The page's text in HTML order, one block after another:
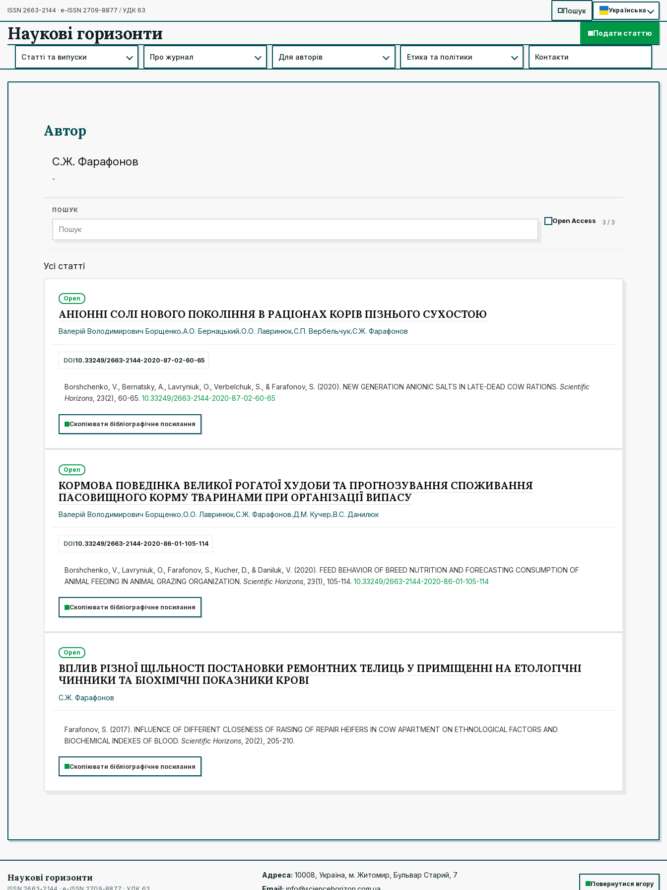
ISSN 2663-2144 · e-ISSN 2709-8877 / УДК 63 Пошук Українська
Наукові горизонти Подати статтю
Статті та випуски Про журнал Для авторів Етика та політики Контакти
Автор
С.Ж. Фарафонов
-
ПОШУК
Open Access 3 / 3
Усі статті
Open
АНІОННІ СОЛІ НОВОГО ПОКОЛІННЯ В РАЦІОНАХ КОРІВ ПІЗНЬОГО СУХОСТОЮ
Валерій Володимирович Борщенко,А.О. Бернацький,О.О. Лавринюк,С.П. Вербельчук,С.Ж. Фарафонов
DOI10.33249/2663-2144-2020-87-02-60-65
Borshchenko, V., Bernatsky, A., Lavryniuk, O., Verbelchuk, S., & Farafonov, S. (2020). NEW GENERATION ANIONIC SALTS IN LATE-DEAD COW RATIONS. Scientific
Horizons, 23(2), 60-65. 10.33249/2663-2144-2020-87-02-60-65
Скопіювати бібліографічне посилання
Open
КОРМОВА ПОВЕДІНКА ВЕЛИКОЇ РОГАТОЇ ХУДОБИ ТА ПРОГНОЗУВАННЯ СПОЖИВАННЯ
ПАСОВИЩНОГО КОРМУ ТВАРИНАМИ ПРИ ОРГАНІЗАЦІЇ ВИПАСУ
Валерій Володимирович Борщенко,О.О. Лавринюк,С.Ж. Фарафонов,Д.М. Кучер,В.С. Данилюк
DOI10.33249/2663-2144-2020-86-01-105-114
Borshchenko, V., Lavryniuk, O., Farafonov, S., Kucher, D., & Daniluk, V. (2020). FEED BEHAVIOR OF BREED NUTRITION AND FORECASTING CONSUMPTION OF
ANIMAL FEEDING IN ANIMAL GRAZING ORGANIZATION. Scientific Horizons, 23(1), 105-114. 10.33249/2663-2144-2020-86-01-105-114
Скопіювати бібліографічне посилання
Open
ВПЛИВ РІЗНОЇ ЩІЛЬНОСТІ ПОСТАНОВКИ РЕМОНТНИХ ТЕЛИЦЬ У ПРИМІЩЕННІ НА ЕТОЛОГІЧНІ
ЧИННИКИ ТА БІОХІМІЧНІ ПОКАЗНИКИ КРОВІ
С.Ж. Фарафонов
Farafonov, S. (2017). INFLUENCE OF DIFFERENT CLOSENESS OF RAISING OF REPAIR HEIFERS IN COW APARTMENT ON ETHNOLOGICAL FACTORS AND
BIOCHEMICAL INDEXES OF BLOOD. Scientific Horizons, 20(2), 205-210.
Скопіювати бібліографічне посилання
Наукові горизонти Адреса: 10008, Україна, м. Житомир, Бульвар Старий, 7
Повернутися вгору